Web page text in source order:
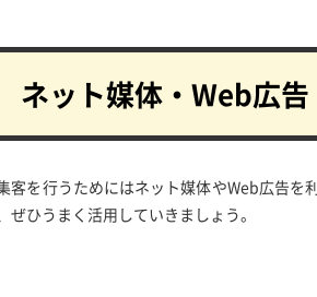
ネット媒体・Web広告
客を行うためにはネット媒体やWeb広告を
ぜひうまく活用していきましょう。